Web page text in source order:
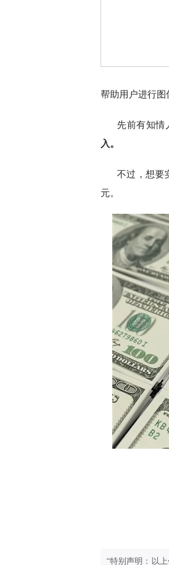
帮助用户进行图
先前有知情
入。
不过，想要
元。
“特别声明：以